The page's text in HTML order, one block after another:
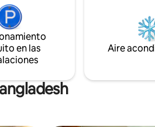
en las
Aire